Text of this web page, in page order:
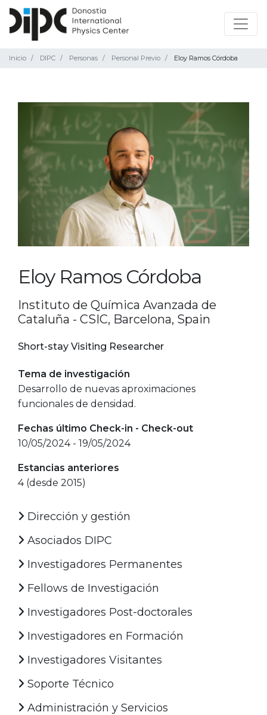
Inicio DIPC Personas Personal Previo Eloy Ramos Córdoba
Eloy Ramos Córdoba
Instituto de Química Avanzada de
Cataluña - CSIC, Barcelona, Spain
Short-stay Visiting Researcher
Tema de investigación
Desarrollo de nuevas aproximaciones
funcionales de densidad.
Fechas último Check-in - Check-out
10/05/2024 - 19/05/2024
Estancias anteriores
4 (desde 2015)
Dirección y gestión
Asociados DIPC
Investigadores Permanentes
Fellows de Investigación
Investigadores Post-doctorales
Investigadores en Formación
Investigadores Visitantes
Soporte Técnico
Administración y Servicios